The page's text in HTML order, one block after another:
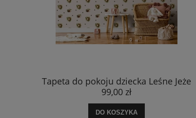
Naklejka miarka wzrostu Zwierzęta Leśne
99,00 zł
DO KOSZYKA